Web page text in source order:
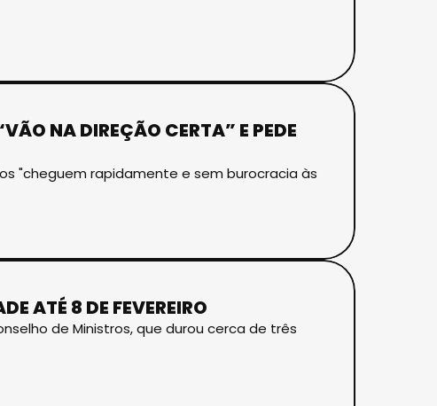
NA DIREÇÃO CERTA” E PEDE
"cheguem rapidamente e sem burocracia às
ATÉ 8 DE FEVEREIRO
de Ministros, que durou cerca de três